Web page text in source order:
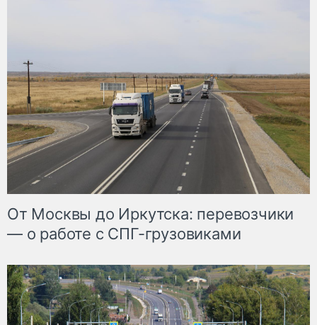
От Москвы до Иркутска: перевозчики
— о работе с СПГ-грузовиками